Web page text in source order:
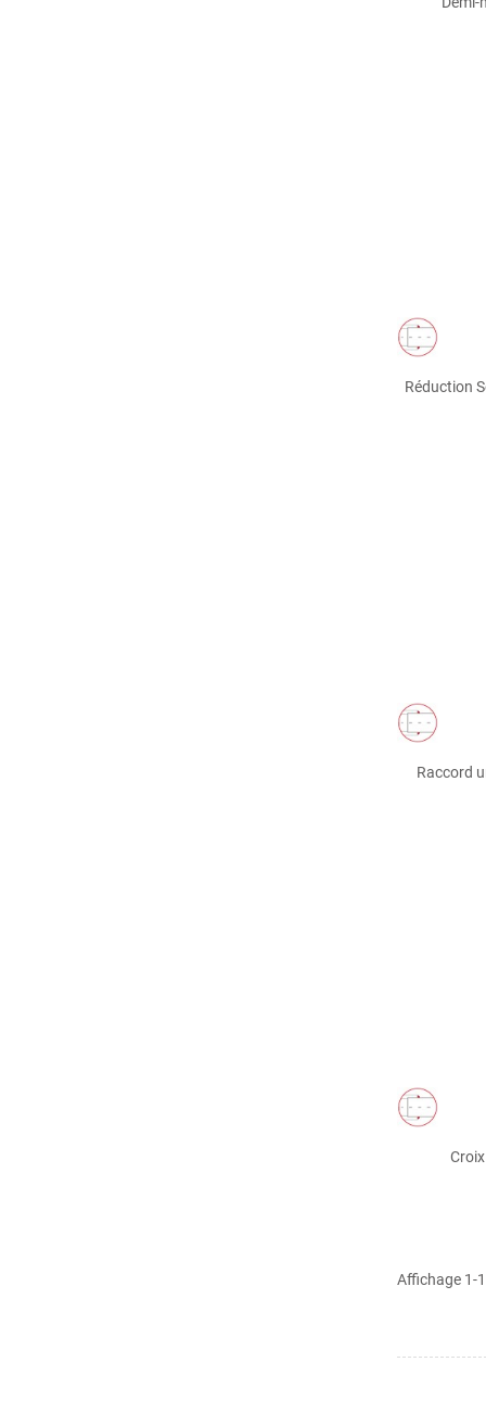
Réduction
Raccord
Affichage 1-